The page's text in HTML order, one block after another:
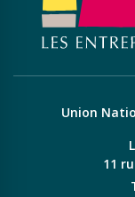
Union
11